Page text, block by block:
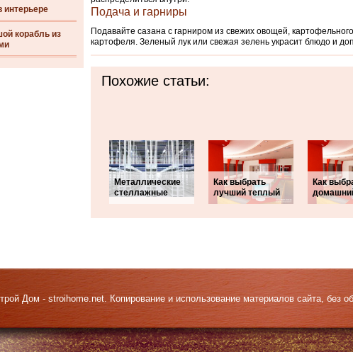
интерьере
корабль из
Подача и гарниры
Подавайте сазана с гарниром из свежих овощей,
картофеля. Зеленый лук или свежая зелень украсит блюдо и
Похожие статьи:
Металлические
стеллажные
Как выбрать
лучший теплый
Как
Дом - stroihome.net. Копирование и использование материалов сайта, без